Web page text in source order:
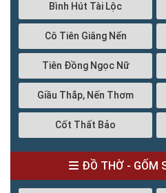
Bình Hút Tài Lộc
Cô Tiên Giâng Nến
Tiên Đồng Ngọc Nữ
Giầu Thắp, Nến Thơm
Cốt Thất Bảo
ĐỒ THỜ - GỐM